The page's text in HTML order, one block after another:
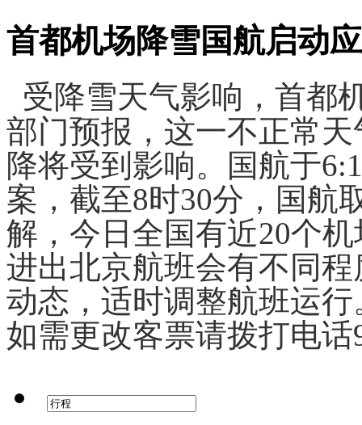
首都机场降雪国航启动
受降雪天气影响，首都
部门预报，这一不正常
降将受到影响。国航于
案，截至8时30分，国航
解，今日全国有近20个
进出北京航班会有不同
动态，适时调整航班运
如需更改客票请拨打电